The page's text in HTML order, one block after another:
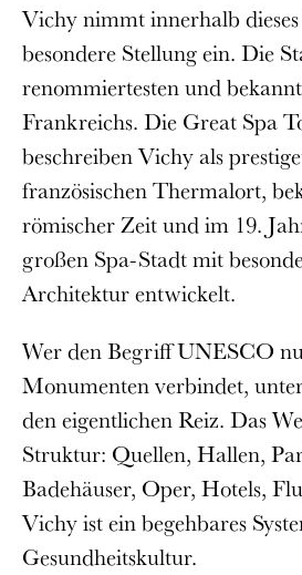
Vichy nimmt innerhalb
besondere Stellung ein. Die
renommiertesten und
Frankreichs. Die Great Spa
beschreiben Vichy als
französischen Thermalort,
römischer Zeit und im 19.
großen Spa-Stadt mit
Architektur entwickelt.
Wer den Begriff UNESCO
Monumenten verbindet,
den eigentlichen Reiz. Das
Struktur: Quellen, Hallen,
Badehäuser, Oper, Hotels,
Vichy ist ein begehbares
Gesundheitskultur.